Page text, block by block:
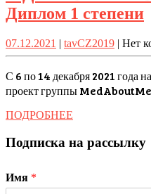
Диплом 1 степени
–
07.12.2021 07.12.2021
| tavCZ2019 | Нет
С 6 по 14 декабря 2021 года
проект группы
ПОДРОБНЕЕ
Подписка на рассылку
Имя *